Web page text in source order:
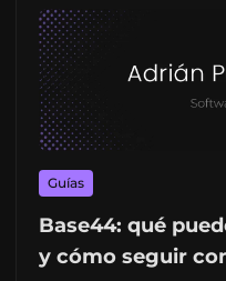
Guías
Base44: qué
y cómo seguir